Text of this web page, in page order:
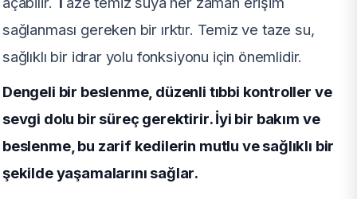
sağlanması gereken bir ırktır. Temiz ve taze su,
sağlıklı bir idrar yolu fonksiyonu için önemlidir.
Dengeli bir beslenme, düzenli tıbbi kontroller ve
sevgi dolu bir süreç gerektirir. İyi bir bakım ve
beslenme, bu zarif kedilerin mutlu ve sağlıklı bir
şekilde yaşamalarını sağlar.